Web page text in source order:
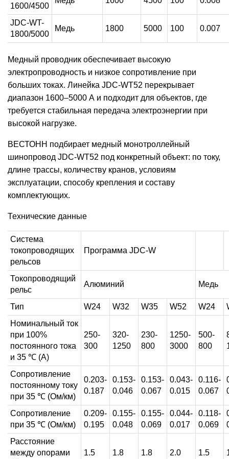
1600/4500
JDC-WT-
1800/5000
Медь 1800 5000 100 0.007
Медный проводник обеспечивает высокую
электропроводность и низкое сопротивление при
больших токах. Линейка JDC-WT52 перекрывает
диапазон 1600–5000 А и подходит для объектов, где
требуется стабильная передача электроэнергии при
высокой нагрузке.
ВЕСТОНН подбирает медный монотроллейный
шинопровод JDC-WT52 под конкретный объект: по току,
длине трассы, количеству кранов, условиям
эксплуатации, способу крепления и составу
комплектующих.
Технические данные
Система
токопроводящих
рельсов
Программа JDC-W
Токопроводящий
рельс
Алюминий Медь
Тип W24 W32 W35 W52 W24
Номинальный ток
при 100%
постоянного тока
и 35 ℃ (А)
250-
300
320-
1250
230-
800
1250-
3000
500-
800
Сопротивление
постоянному току
при 35 ℃ (Ом/км)
0.203-
0.187
0.153-
0.046
0.153-
0.067
0.043-
0.015
0.116-
0.067
Сопротивление
при 35 ℃ (Ом/км)
0.209-
0.195
0.155-
0.048
0.155-
0.069
0.044-
0.017
0.118-
0.069
Расстояние
между опорами
1.5 1.8 1.8 2.0 1.5